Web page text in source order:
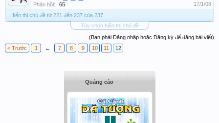
Phản hồi: 65
17/1/08
Hiển thị chủ đề từ 221 đến 237 của 237
Tùy chọn hiển thị chủ đề
(Bạn phải Đăng nhập hoặc Đăng ký để đăng bài viết)
< Trước
1 ← 7 8 9 10 11 12
Quảng cáo